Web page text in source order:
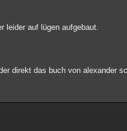
leider auf lügen aufgebaut.
direkt das buch von alexander